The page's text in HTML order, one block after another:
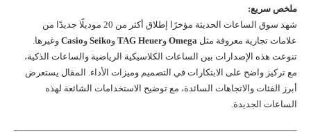
ملخص سريع:
شهد سوق الساعات الحديثة مؤخرًا إطلاق أكثر من 20 موديلًا جديدًا من
علامات تجارية معروفة مثل Omega وTAG Heuer وSeiko وCasio وغيرها.
تنوعت هذه الإصدارات بين الساعات الكلاسيكية الرياضية والساعات الذكية،
مع تركيز واضح على الابتكارات في التصميم وميزات الأداء. المقال يستعرض
أبرز الفئات والاتجاهات السائدة، مع توضيح الاستخدامات الشائعة لهذه
الساعات الجديدة.